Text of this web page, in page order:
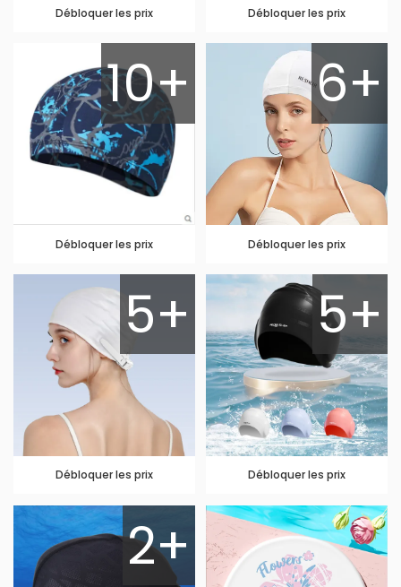
Débloquer les prix Débloquer les prix
10+
Débloquer les prix
6+
Débloquer les prix
5+
Débloquer les prix
5+
Débloquer les prix
2+